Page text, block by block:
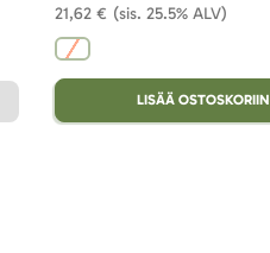
(sis. 25.5% ALV)
21,62 €
LISÄÄ OSTOSKORIIN